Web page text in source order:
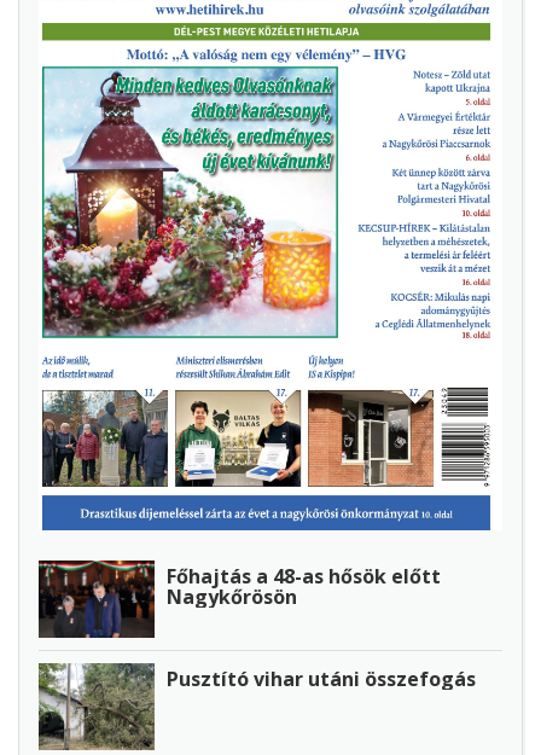
Főhajtás a 48-as hősök előtt
Nagykőrösön
Pusztító vihar utáni összefogás